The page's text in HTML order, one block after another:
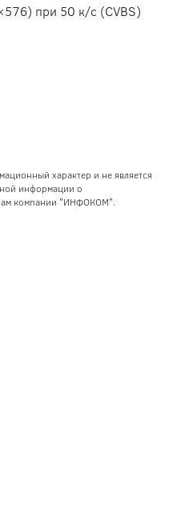
при 50 к/с (CVBS)
характер и не является
информации о
компании "ИНФОКОМ".